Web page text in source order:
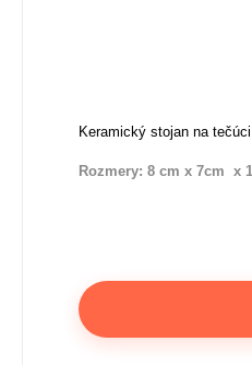
Keramický stojan na
Rozmery: 8 cm x 7cm x